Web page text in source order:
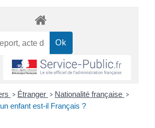
> Étranger > Nationalité française >
enfant est-il Français ?